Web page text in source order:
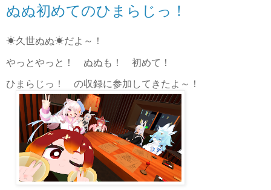
ぬぬ初めてのひまらじっ！
☀久世ぬぬ☀だよ～！
やっとやっと！ ぬぬも！ 初めて！
ひまらじっ！ の収録に参加してきたよ～！